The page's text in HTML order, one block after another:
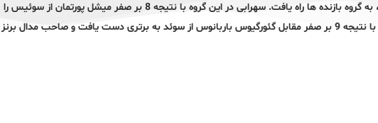
ارمنستان شد و با توجه به حضور حریفش در دیدار فینال، به گروه بازنده ها راه یافت. سهرابی در این گروه با نتیجه 8 بر صفر میشل پورتمان از سوئیس را
مغلوب کرد و به دیدار رده بندی راه یافت وی در این دیدار با نتیجه 9 بر صفر مقابل گئورگیوس باربانوس از سوئد به برتری دست یافت و صاحب مدال برنز